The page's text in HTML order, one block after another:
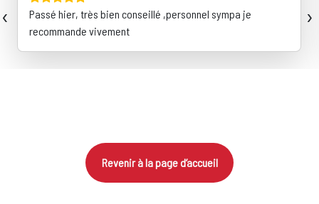
Passé hier, très bien conseillé ,personnel sympa je
recommande vivement
‹ ›
Revenir à la page d’accueil